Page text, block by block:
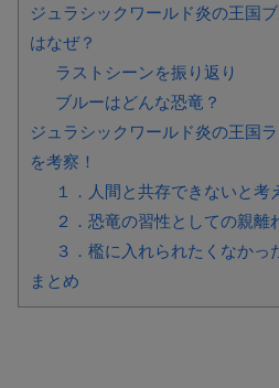
ジュラシックワールド炎の王国
はなぜ？
ラストシーンを振り返り
ブルーはどんな恐竜？
ジュラシックワールド炎の王国
を考察！
１．人間と共存できないと考
２．恐竜の習性としての親離
３．檻に入れられたくなかっ
まとめ